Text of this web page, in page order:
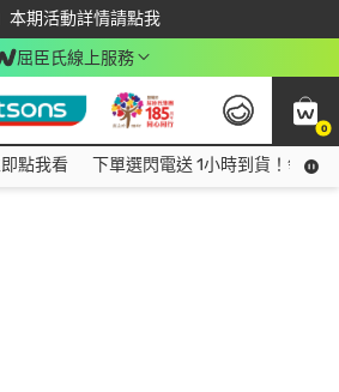
本期活動詳情請點我
下載app最高回饋$350
屈臣氏線上服務
0
我看
點我看 下單選閃電送 1小時到貨！領神